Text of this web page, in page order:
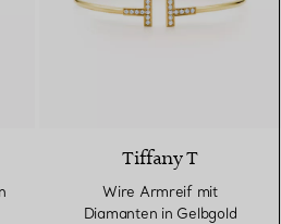
Tiffany T
Wire Armreif mit
Diamanten in Gelbgold